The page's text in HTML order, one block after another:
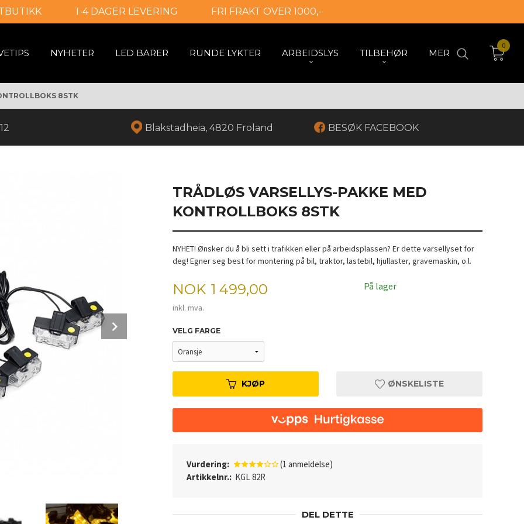
1-4 DAGER LEVERING FRI FRAKT OVER 1000,-
NYHETER LED BARER RUNDE LYKTER ARBEIDSLYS TILBEHØR MER
0
8STK
Blakstadheia, 4820 Froland BESØK FACEBOOK
TRÅDLØS VARSELLYS-PAKKE MED
KONTROLLBOKS 8STK
NYHET! Ønsker du å bli sett i trafikken eller på arbeidsplassen? Er dette varsellyset for
deg! Egner seg best for montering på bil, traktor, lastebil, hjullaster, gravemaskin, o.l.
Pris
NOK 1 499,00
inkl. mva.
På lager
VELG FARGE
KJØP ØNSKELISTE
Vurdering:
(1 anmeldelse)
Artikkelnr.: KGL 82R
DEL DETTE